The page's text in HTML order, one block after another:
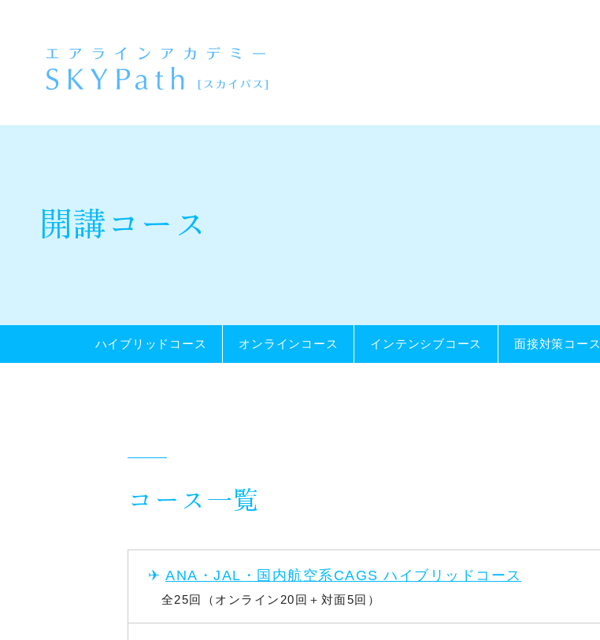
開講コース
ハイブリッドコース オンラインコース インテンシブコース 面接対策コース
企業・学校関係者の皆様へ
当スクールについて
オンラインコース
インテンシブコース
受講料について
コース一覧
✈︎ ANA・JAL・国内航空系CAGS ハイブリッドコース
全25回（オンライン20回＋対面5回）